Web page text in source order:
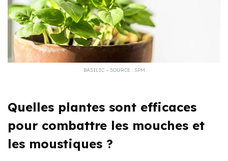
BASILIC – SOURCE : SPM
Quelles plantes sont efficaces
pour combattre les mouches et
les moustiques ?